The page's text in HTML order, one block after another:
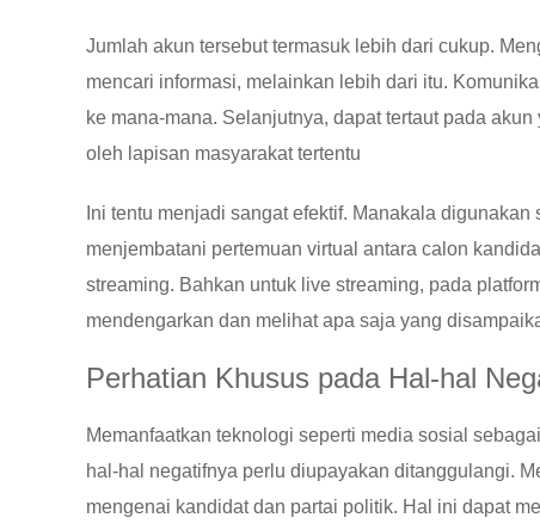
Jumlah akun tersebut termasuk lebih dari cukup.
mencari informasi, melainkan lebih dari itu.
ke mana-mana. Selanjutnya, dapat tertaut pada
oleh lapisan masyarakat tertentu
Ini tentu menjadi sangat efektif. Manakala
menjembatani pertemuan virtual antara calon
streaming. Bahkan untuk live streaming, pada
mendengarkan dan melihat apa saja yang
Perhatian Khusus pada Hal-hal
Memanfaatkan teknologi seperti media sosial
hal-hal negatifnya perlu diupayakan ditanggulangi.
mengenai kandidat dan partai politik. Hal ini dapat